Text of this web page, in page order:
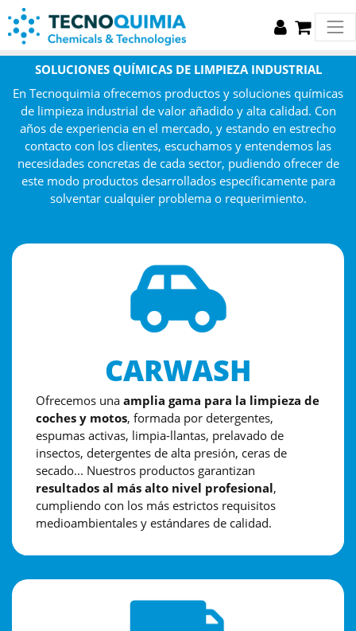
SOLUCIONES QUÍMICAS DE LIMPIEZA INDUSTRIAL
En Tecnoquimia ofrecemos productos y soluciones químicas
de limpieza industrial de valor añadido y alta calidad. Con
años de experiencia en el mercado, y estando en estrecho
contacto con los clientes, escuchamos y entendemos las
necesidades concretas de cada sector, pudiendo ofrecer de
este modo productos desarrollados específicamente para
solventar cualquier problema o requerimiento.
CARWASH
Ofrecemos una amplia gama para la limpieza de
coches y motos, formada por detergentes,
espumas activas, limpia-llantas, prelavado de
insectos, detergentes de alta presión, ceras de
secado... Nuestros productos garantizan
resultados al más alto nivel profesional,
cumpliendo con los más estrictos requisitos
medioambientales y estándares de calidad.